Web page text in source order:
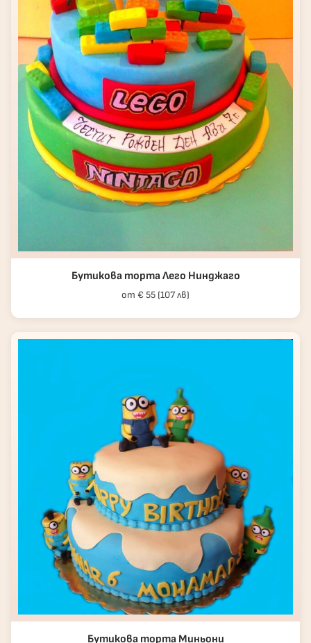
Бутикова торта Лего Нинджаго
от € 55 (107 лв)
Бутикова торта Миньони